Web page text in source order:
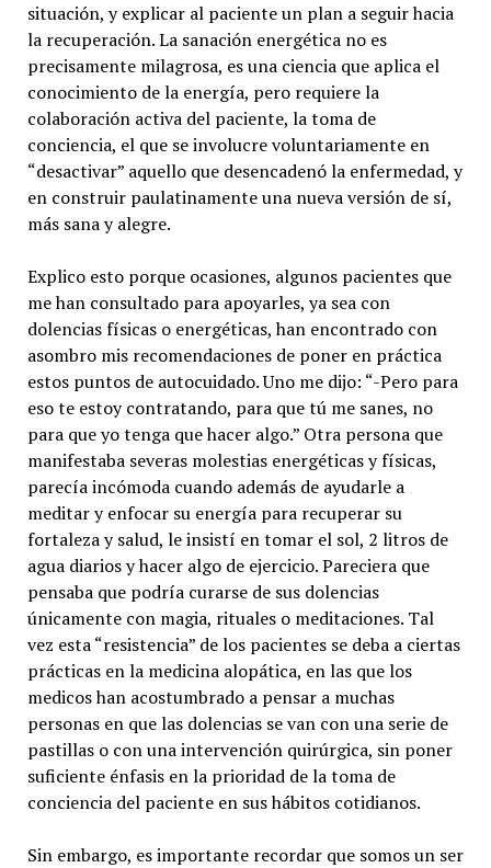
situación, y explicar al paciente un plan a seguir hacia
la recuperación. La sanación energética no es
precisamente milagrosa, es una ciencia que aplica el
conocimiento de la energía, pero requiere la
colaboración activa del paciente, la toma de
conciencia, el que se involucre voluntariamente en
“desactivar” aquello que desencadenó la enfermedad, y
en construir paulatinamente una nueva versión de sí,
más sana y alegre.
Explico esto porque ocasiones, algunos pacientes que
me han consultado para apoyarles, ya sea con
dolencias físicas o energéticas, han encontrado con
asombro mis recomendaciones de poner en práctica
estos puntos de autocuidado. Uno me dijo: “-Pero para
eso te estoy contratando, para que tú me sanes, no
para que yo tenga que hacer algo.” Otra persona que
manifestaba severas molestias energéticas y físicas,
parecía incómoda cuando además de ayudarle a
meditar y enfocar su energía para recuperar su
fortaleza y salud, le insistí en tomar el sol, 2 litros de
agua diarios y hacer algo de ejercicio. Pareciera que
pensaba que podría curarse de sus dolencias
únicamente con magia, rituales o meditaciones. Tal
vez esta “resistencia” de los pacientes se deba a ciertas
prácticas en la medicina alopática, en las que los
medicos han acostumbrado a pensar a muchas
personas en que las dolencias se van con una serie de
pastillas o con una intervención quirúrgica, sin poner
suficiente énfasis en la prioridad de la toma de
conciencia del paciente en sus hábitos cotidianos.
Sin embargo, es importante recordar que somos un ser